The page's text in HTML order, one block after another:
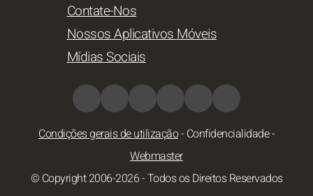
Contate-Nos
Nossos Aplicativos Móveis
Mídias Sociais
Condições gerais de utilização- Confidencialidade-
Webmaster
© Copyright 2006-2026 - Todos os Direitos Reservados